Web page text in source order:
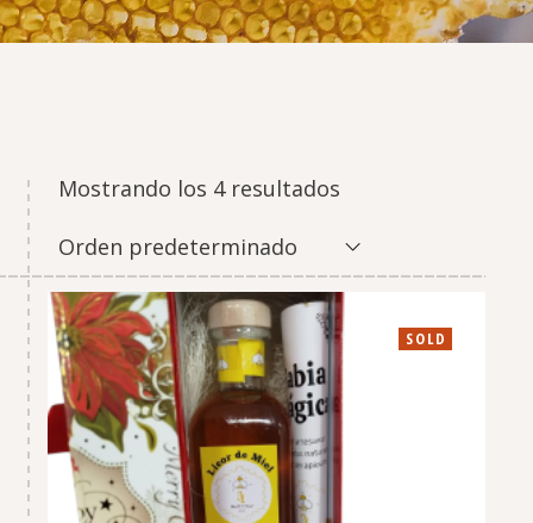
Mostrando los 4 resultados
Orden predeterminado
SOLD